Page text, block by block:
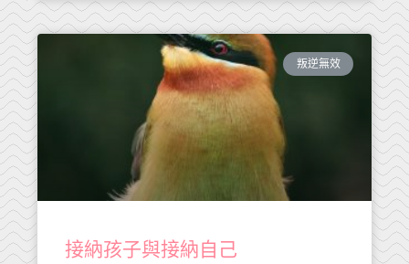
叛逆無效
接納孩子與接納自己